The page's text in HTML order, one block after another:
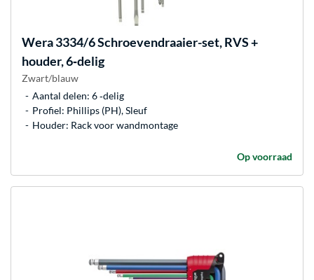
Wera3334/6 Schroevendraaier-set, RVS +
houder, 6‑delig
Zwart/blauw
Aantal delen: 6 ‐delig
Profiel: Phillips (PH), Sleuf
Houder: Rack voor wandmontage
Op voorraad